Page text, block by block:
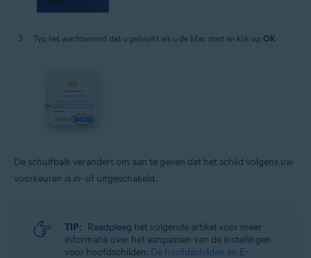
Typ het wachtwoord dat u gebruikt als u de Mac start en klik op OK
De schuifbalk verandert om aan te geven dat het schild volgens uw
voorkeuren is in- of uitgeschakeld.
TIP: Raadpleeg het volgende artikel voor meer
informatie over het aanpassen van de instellingen
voor hoofdschilden: De hoofdschilden en E-